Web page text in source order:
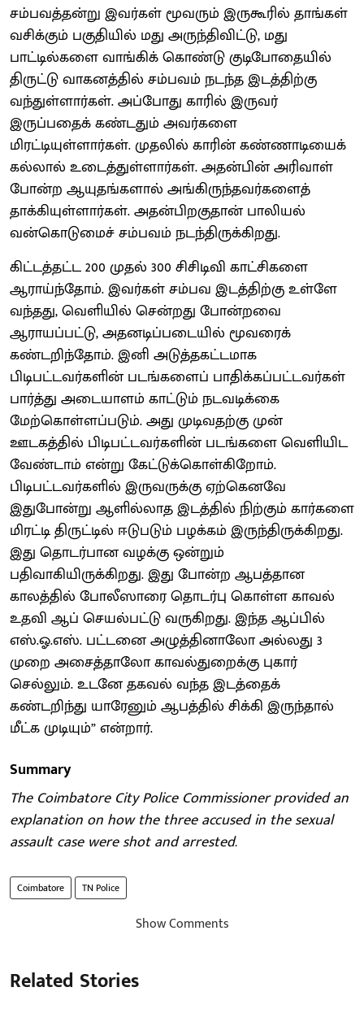
சம்பவத்தன்று இவர்கள் மூவரும் இருகூரில் தாங்கள்
வசிக்கும் பகுதியில் மது அருந்திவிட்டு, மது
பாட்டில்களை வாங்கிக் கொண்டு குடிபோதையில்
திருட்டு வாகனத்தில் சம்பவம் நடந்த இடத்திற்கு
வந்துள்ளார்கள். அப்போது காரில் இருவர்
இருப்பதைக் கண்டதும் அவர்களை
மிரட்டியுள்ளார்கள். முதலில் காரின் கண்ணாடியைக்
கல்லால் உடைத்துள்ளார்கள். அதன்பின் அரிவாள்
போன்ற ஆயுதங்களால் அங்கிருந்தவர்களைத்
தாக்கியுள்ளார்கள். அதன்பிறகுதான் பாலியல்
வன்கொடுமைச் சம்பவம் நடந்திருக்கிறது.
கிட்டத்தட்ட 200 முதல் 300 சிசிடிவி காட்சிகளை
ஆராய்ந்தோம். இவர்கள் சம்பவ இடத்திற்கு உள்ளே
வந்தது, வெளியில் சென்றது போன்றவை
ஆராயப்பட்டு, அதனடிப்படையில் மூவரைக்
கண்டறிந்தோம். இனி அடுத்தகட்டமாக
பிடிபட்டவர்களின் படங்களைப் பாதிக்கப்பட்டவர்கள்
பார்த்து அடையாளம் காட்டும் நடவடிக்கை
மேற்கொள்ளப்படும். அது முடிவதற்கு முன்
ஊடகத்தில் பிடிபட்டவர்களின் படங்களை வெளியிட
வேண்டாம் என்று கேட்டுக்கொள்கிறோம்.
பிடிபட்டவர்களில் இருவருக்கு ஏற்கெனவே
இதுபோன்று ஆளில்லாத இடத்தில் நிற்கும் கார்களை
மிரட்டி திருட்டில் ஈடுபடும் பழக்கம் இருந்திருக்கிறது.
இது தொடர்பான வழக்கு ஒன்றும்
பதிவாகியிருக்கிறது. இது போன்ற ஆபத்தான
காலத்தில் போலீஸாரை தொடர்பு கொள்ள காவல்
உதவி ஆப் செயல்பட்டு வருகிறது. இந்த ஆப்பில்
எஸ்.ஓ.எஸ். பட்டனை அழுத்தினாலோ அல்லது 3
முறை அசைத்தாலோ காவல்துறைக்கு புகார்
செல்லும். உடனே தகவல் வந்த இடத்தைக்
கண்டறிந்து யாரேனும் ஆபத்தில் சிக்கி இருந்தால்
மீட்க முடியும்” என்றார்.
Summary
The Coimbatore City Police Commissioner provided an
explanation on how the three accused in the sexual
assault case were shot and arrested.
Coimbatore TN Police
Show Comments
Related Stories